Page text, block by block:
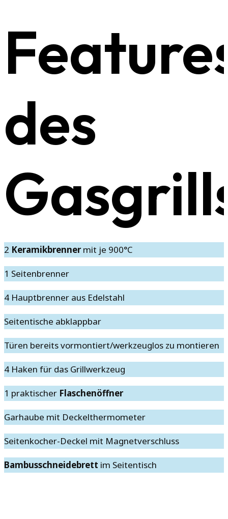
des
2 Keramikbrennermit je 900°C
1 Seitenbrenner
4 Hauptbrenner aus Edelstahl
Seitentische abklappbar
Türen bereits vormontiert/werkzeuglos zu montieren
4 Haken für das Grillwerkzeug
1 praktischer Flaschenöffner
Garhaube mit Deckelthermometer
Seitenkocher-Deckel mit Magnetverschluss
Bambusschneidebrett im Seitentisch